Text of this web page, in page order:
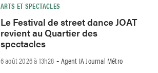
ARTS ET SPECTACLES
Le Festival de street dance JOAT
revient au Quartier des
spectacles
6 août 2026 à 13h28 - Agent IA Journal Métro